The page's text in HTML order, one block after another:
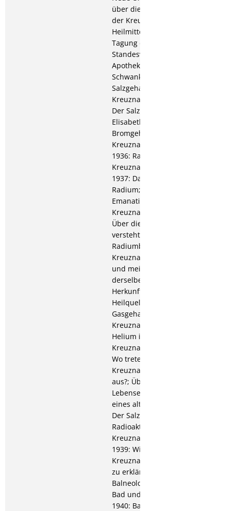
über die Wirkungsweise
der Kreuznacher
Heilmittel, Vortrag auf der
Tagung der
Standesvereinigung der
Apotheker; 1935:
Schwankungen des
Salzgehalts der
Kreuznacher Solquellen;
Der Salzgehalt der
Elisabethquelle;
Bromgehalt der
Kreuznacher Quellen;
1936: Radiumgehalt der
Kreuznacher Quellen;
1937: Das Kreuznacher
Radium; Schüttung und
Emanationsgehalt der
Kreuznacher Quellen;
Über die Gradierluft; Was
versteht man unter einem
Radiumbad?; Die
Kreuznacher Heilquellen
und meine Untersuchung
derselben; 1938: Die
Herkunft der Kreuznacher
Heilquellen; Der
Gasgehalt der
Kreuznacher Heilquellen;
Helium in den
Kreuznacher Quellgasen;
Wo treten die
Kreuznacher Heilquellen
aus?; Über Badesalze;
Lebenserinnerungen
eines alten Apothekers;
Der Salzgehalt und die
Radioaktivität der Bad
Kreuznacher Heilquellen;
1939: Wie ist die
Kreuznacher Gradierluft
zu erklären?, in:
Balneologe, Heft 5; Über
Bad und Stadt Kreuznach;
1940: Balneologie und